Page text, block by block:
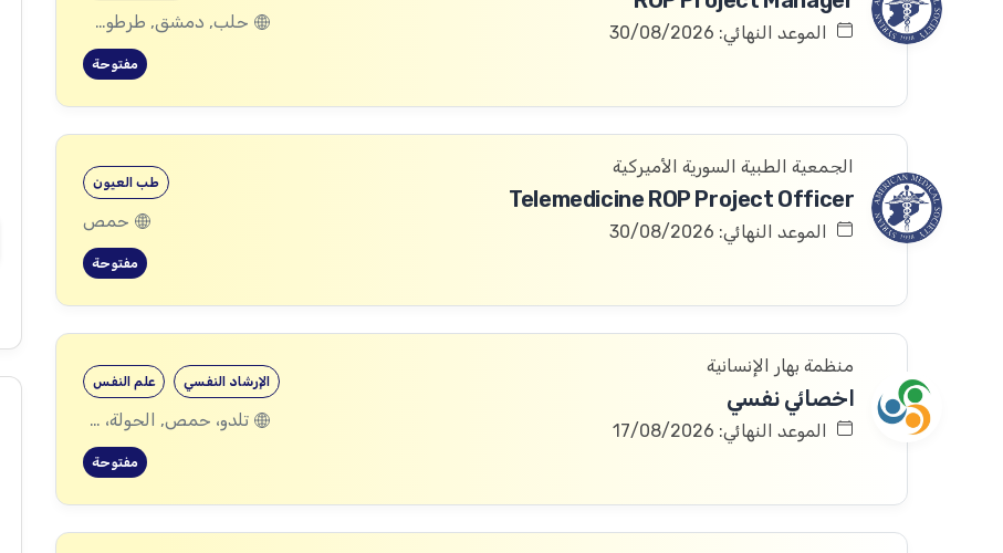
الموعد النهائي: 30/08/2026
حلب, دمشق, طرطوس, ريف دمشق, ديرالزور, درعا, السويداء, إدلب, القنيطرة, اللاذقية, الرقة, حمص, الحسكة, حماة
مفتوحة
الجمعية الطبية السورية الأميركية
Telemedicine ROP Project Officer
الموعد النهائي: 30/08/2026
طب العيون
حمص
مفتوحة
منظمة بهار الإنسانية
اخصائي نفسي
الموعد النهائي: 17/08/2026
علم النفس الإرشاد النفسي
تلدو، حمص, الحولة، حمص
مفتوحة